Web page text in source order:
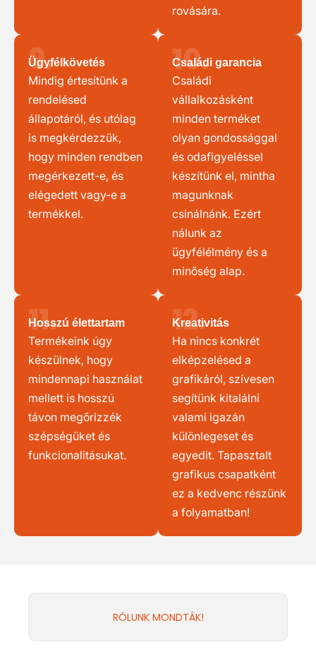
rovására.
9.
Ügyfélkövetés
Mindig értesítünk a
rendelésed
állapotáról, és utólag
is megkérdezzük,
hogy minden rendben
megérkezett-e, és
elégedett vagy-e a
termékkel.
10.
Családi garancia
Családi
vállalkozásként
minden terméket
olyan gondossággal
és odafigyeléssel
készítünk el, mintha
magunknak
csinálnánk. Ezért
nálunk az
ügyfélélmény és a
minőség alap.
11.
Hosszú élettartam
Termékeink úgy
készülnek, hogy
mindennapi használat
mellett is hosszú
távon megőrizzék
szépségüket és
funkcionalitásukat.
12.
Kreativitás
Ha nincs konkrét
elképzelésed a
grafikáról, szívesen
segítünk kitalálni
valami igazán
különlegeset és
egyedit. Tapasztalt
grafikus csapatként
ez a kedvenc részünk
a folyamatban!
RÓLUNK MONDTÁK!